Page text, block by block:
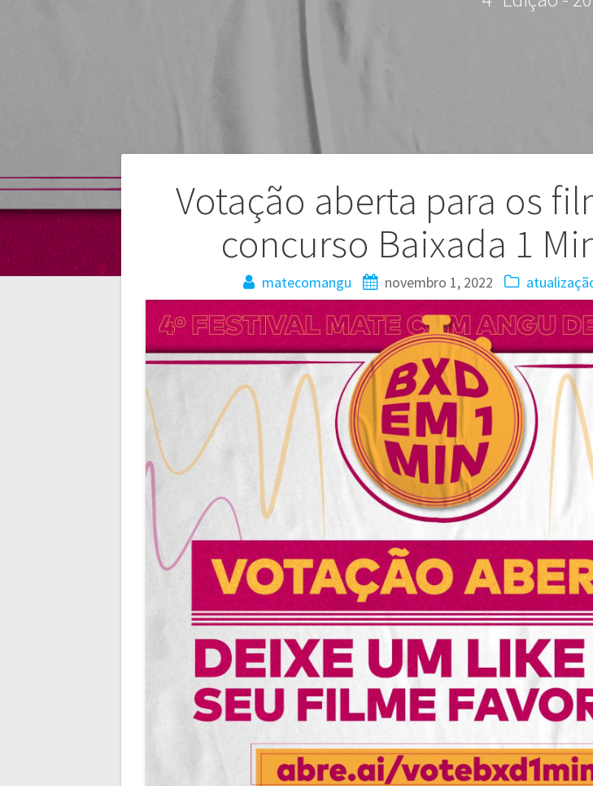
Votação aberta para os
concurso Baixada 1
matecomangu novembro 1, 2022
Navegação
Post